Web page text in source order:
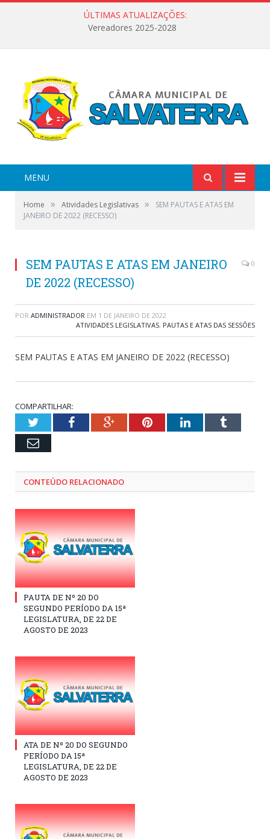
ÚLTIMAS ATUALIZAÇÕES:
Vereadores 2025-2028
MENU
Home » Atividades Legislativas »
SEM PAUTAS E ATAS EM
JANEIRO DE 2022 (RECESSO)
SEM PAUTAS E ATAS EM JANEIRO
DE 2022 (RECESSO)
0
POR ADMINISTRADOR EM 1 DE JANEIRO DE 2022
ATIVIDADES LEGISLATIVAS, PAUTAS E ATAS DAS SESSÕES
SEM PAUTAS E ATAS EM JANEIRO DE 2022 (RECESSO)
COMPARTILHAR:
TwitterFacebookGoogle+PinterestLinkedInTumblr
Email
CONTEÚDO RELACIONADO
PAUTA DE Nº 20 DO
SEGUNDO PERÍODO DA 15ª
LEGISLATURA, DE 22 DE
AGOSTO DE 2023
ATA DE Nº 20 DO SEGUNDO
PERÍODO DA 15ª
LEGISLATURA, DE 22 DE
AGOSTO DE 2023